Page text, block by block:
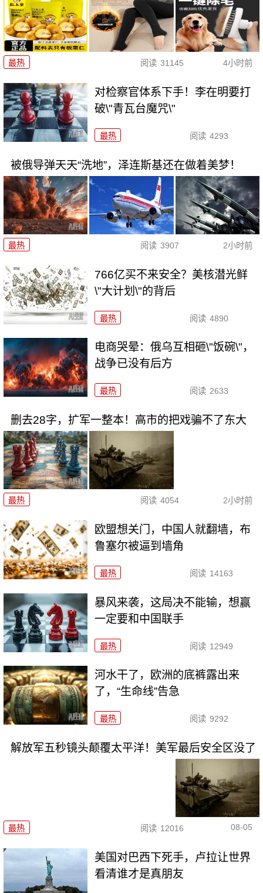
最热 阅读 31145 4小时前
对检察官体系下手！李在明要打
破\"青瓦台魔咒\"
最热 阅读 4293
被俄导弹天天“洗地”，泽连斯基还在做着美梦！
最热 阅读 3907 2小时前
766亿买不来安全？美核潜光鲜
\"大计划\"的背后
最热 阅读 4890
电商哭晕：俄乌互相砸\"饭碗\"，
战争已没有后方
最热 阅读 2633
删去28字，扩军一整本！高市的把戏骗不了东大
最热 阅读 4054 2小时前
欧盟想关门，中国人就翻墙，布
鲁塞尔被逼到墙角
最热 阅读 14163
暴风来袭，这局决不能输，想赢
一定要和中国联手
最热 阅读 12949
河水干了，欧洲的底裤露出来
了，“生命线”告急
最热 阅读 9292
解放军五秒镜头颠覆太平洋！美军最后安全区没了
最热 阅读 12016 08-05
美国对巴西下死手，卢拉让世界
看清谁才是真朋友